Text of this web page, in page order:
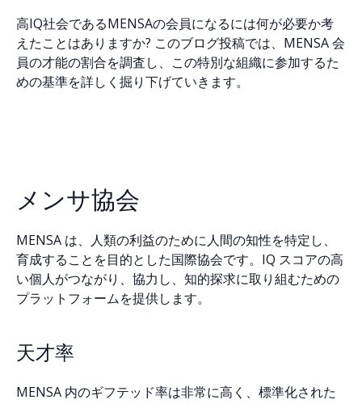
高IQ社会であるMENSAの会員になるには何が必要か考
えたことはありますか? このブログ投稿では、MENSA 会
員の才能の割合を調査し、この特別な組織に参加するた
めの基準を詳しく掘り下げていきます。
メンサ協会
MENSA は、人類の利益のために人間の知性を特定し、
育成することを目的とした国際協会です。IQ スコアの高
い個人がつながり、協力し、知的探求に取り組むための
プラットフォームを提供します。
天才率
MENSA 内のギフテッド率は非常に高く、標準化された